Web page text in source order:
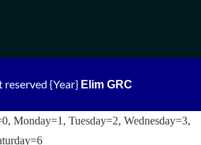
{Year} Elim GRC
Monday=1, Tuesday=2, Wednesday=3,